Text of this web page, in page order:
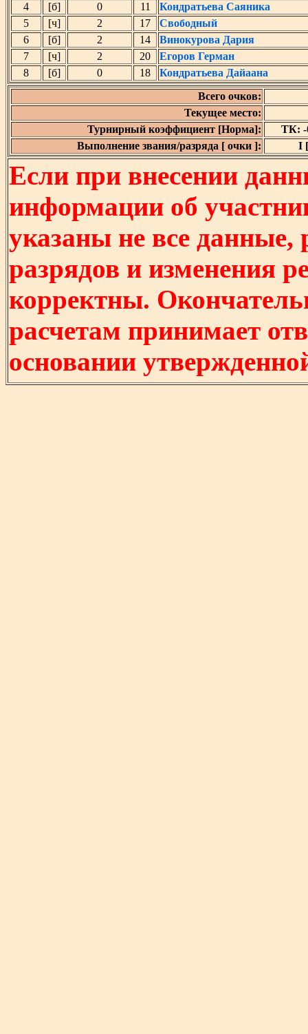
4
[б] 0 11
Кондратьева Саяника
5
[ч] 2 17
Свободный
6
[б] 2 14
Винокурова Дария
7
[ч] 2 20
Егоров Герман
8
[б] 0 18
Кондратьева Дайаана
Всего очков:
Текущее место:
Турнирный коэффициент [Норма]:
ТК: -
Выполнение звания/разряда [ очки ]:
I
Если при внесении
информации об
указаны не все
разрядов и изменения
корректны.
расчетам принимает
основании